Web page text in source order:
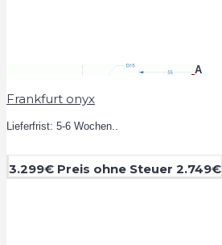
A
Frankfurt onyx
Lieferfrist: 5-6 Wochen..
3.299€ Preis ohne Steuer 2.749€